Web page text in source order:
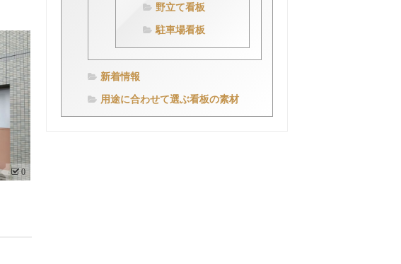
0
野立て看板
駐車場看板
新着情報
用途に合わせて選ぶ看板の素材